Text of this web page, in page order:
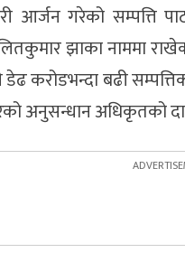
गरेको सम्पत्ति
झाका नाममा
करोडभन्दा बढी
अनुसन्धान अधिकृतको